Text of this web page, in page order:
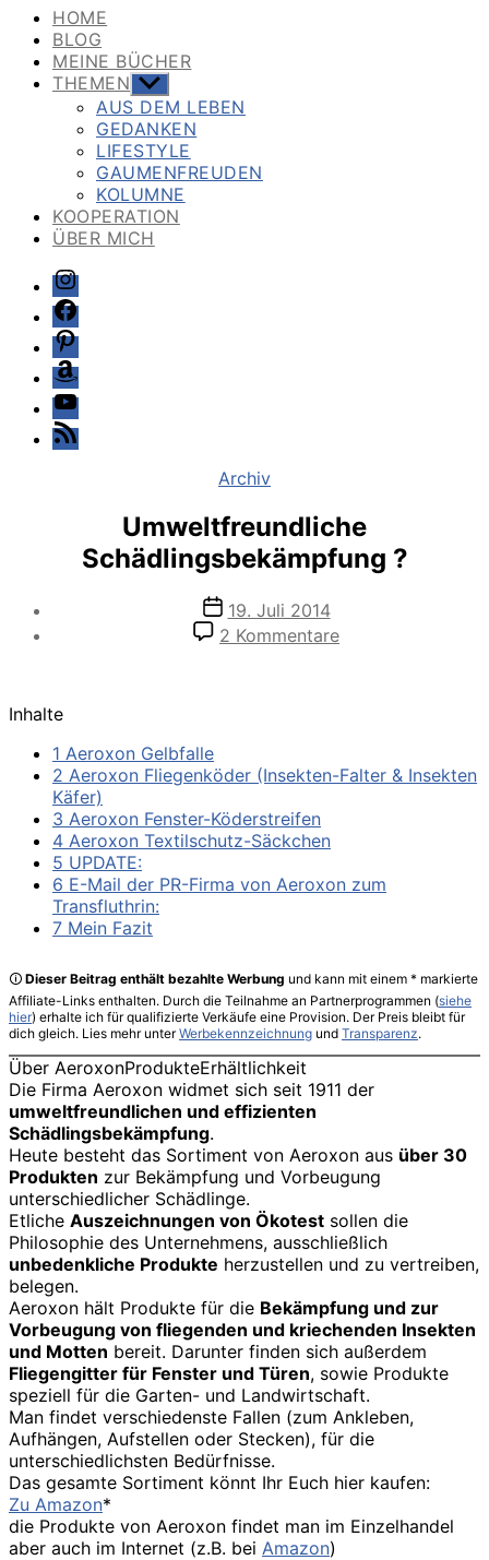
HOME
BLOG
MEINE BÜCHER
THEMEN Untermenü
anzeigen
AUS DEM LEBEN
GEDANKEN
LIFESTYLE
GAUMENFREUDEN
KOLUMNE
KOOPERATION
ÜBER MICH
Instagram
Facebook
Pinterest
Amazon
Youtube
Feed
Kategorien
Archiv
Umweltfreundliche
Schädlingsbekämpfung ?
Veröffentlichungsdatum
19. Juli 2014
2 Kommentarezu
Inhalte
1 Aeroxon Gelbfalle
2 Aeroxon Fliegenköder (Insekten-Falter & Insekten
Käfer)
3 Aeroxon Fenster-Köderstreifen
4 Aeroxon Textilschutz-Säckchen
5 UPDATE:
6 E-Mail der PR-Firma von Aeroxon zum
Transfluthrin:
7 Mein Fazit
🛈 Dieser Beitrag enthält bezahlte Werbung und kann mit einem * markierte
Affiliate-Links enthalten. Durch die Teilnahme an Partnerprogrammen (siehe
hier) erhalte ich für qualifizierte Verkäufe eine Provision. Der Preis bleibt für
dich gleich. Lies mehr unterWerbekennzeichnung und Transparenz.
Über AeroxonProdukteErhältlichkeit
Die Firma Aeroxon widmet sich seit 1911 der
umweltfreundlichen und effizienten
Schädlingsbekämpfung.
Heute besteht das Sortiment von Aeroxon aus über 30
Produkten zur Bekämpfung und Vorbeugung
unterschiedlicher Schädlinge.
Etliche Auszeichnungen von Ökotest sollen die
Philosophie des Unternehmens, ausschließlich
unbedenkliche Produkte herzustellen und zu vertreiben,
belegen.
Aeroxon hält Produkte für die Bekämpfung und zur
Vorbeugung von fliegenden und kriechenden Insekten
und Motten bereit. Darunter finden sich außerdem
Fliegengitter für Fenster und Türen, sowie Produkte
speziell für die Garten- und Landwirtschaft.
Man findet verschiedenste Fallen (zum Ankleben,
Aufhängen, Aufstellen oder Stecken), für die
unterschiedlichsten Bedürfnisse.
Das gesamte Sortiment könnt Ihr Euch hier kaufen:
Zu Amazon*
die Produkte von Aeroxon findet man im Einzelhandel
aber auch im Internet (z.B. bei Amazon)